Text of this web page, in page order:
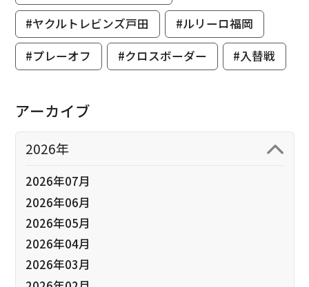
#ヤクルトレビンズ戸田
#ルリーロ福岡
#プレーオフ
#クロスボーダー #入替戦
アーカイブ
2026年
2026年07月
2026年06月
2026年05月
2026年04月
2026年03月